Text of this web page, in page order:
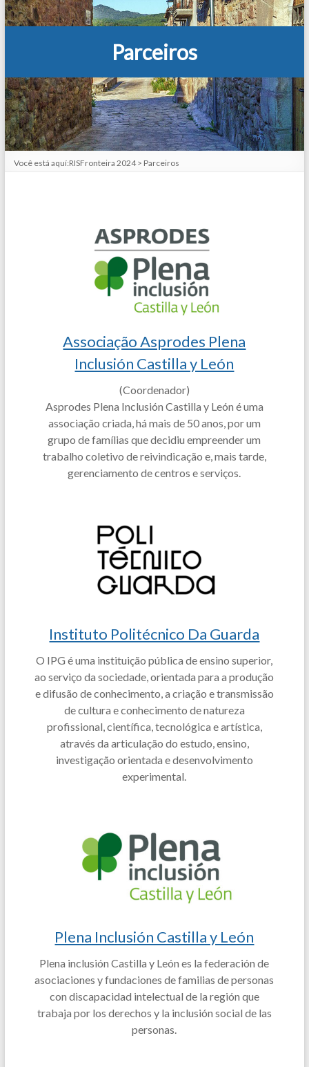
Parceiros
Você está aquí:RISFronteira 2024> Parceiros
Associação Asprodes Plena
Inclusión Castilla y León
(Coordenador)
Asprodes Plena Inclusión Castilla y León é uma
associação criada, há mais de 50 anos, por um
grupo de famílias que decidiu empreender um
trabalho coletivo de reivindicação e, mais tarde,
gerenciamento de centros e serviços.
Instituto Politécnico Da Guarda
O IPG é uma instituição pública de ensino superior,
ao serviço da sociedade, orientada para a produção
e difusão de conhecimento, a criação e transmissão
de cultura e conhecimento de natureza
profissional, científica, tecnológica e artística,
através da articulação do estudo, ensino,
investigação orientada e desenvolvimento
experimental.
Plena Inclusión Castilla y León
Plena inclusión Castilla y León es la federación de
asociaciones y fundaciones de familias de personas
con discapacidad intelectual de la región que
trabaja por los derechos y la inclusión social de las
personas.